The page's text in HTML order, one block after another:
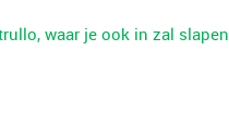
waar je ook in zal slapen